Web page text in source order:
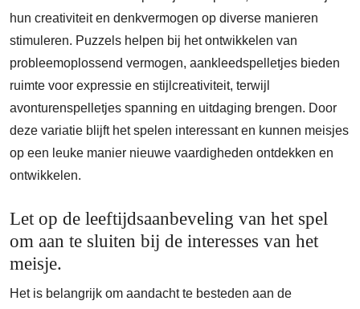
hun creativiteit en denkvermogen op diverse manieren
stimuleren. Puzzels helpen bij het ontwikkelen van
probleemoplossend vermogen, aankleedspelletjes bieden
ruimte voor expressie en stijlcreativiteit, terwijl
avonturenspelletjes spanning en uitdaging brengen. Door
deze variatie blijft het spelen interessant en kunnen meisjes
op een leuke manier nieuwe vaardigheden ontdekken en
ontwikkelen.
Let op de leeftijdsaanbeveling van het spel
om aan te sluiten bij de interesses van het
meisje.
Het is belangrijk om aandacht te besteden aan de